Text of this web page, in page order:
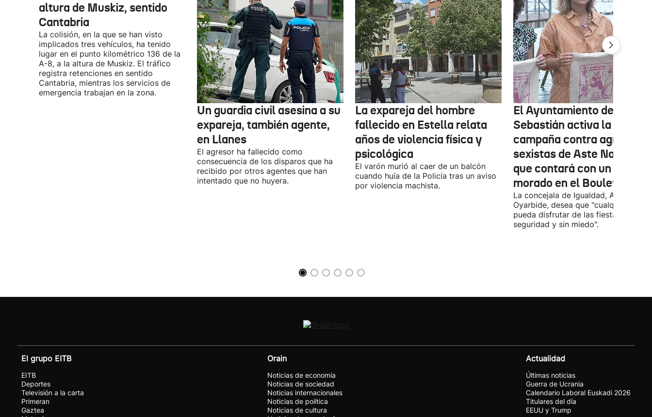
altura de Muskiz, sentido
Cantabria
La colisión, en la que se han visto
implicados tres vehículos, ha tenido
lugar en el punto kilométrico 136 de la
A-8, a la altura de Muskiz. El tráfico
registra retenciones en sentido
Cantabria, mientras los servicios de
emergencia trabajan en la zona.
Un guardia civil asesina a su
expareja, también agente,
en Llanes
El agresor ha fallecido como
consecuencia de los disparos que ha
recibido por otros agentes que han
intentado que no huyera.
La expareja del hombre
fallecido en Estella relata
años de violencia física y
psicológica
El varón murió al caer de un balcón
cuando huía de la Policía tras un aviso
por violencia machista.
El Ayuntamiento de San
Sebastián activa la
campaña contra
sexistas de Aste Nagusia,
que contará con un punto
morado en el Boulevard
La concejala de Igualdad, Ane
Oyarbide, desea que "cualquier
pueda disfrutar de las fiestas con
seguridad y sin miedo".
El grupo EITB
EITB
Deportes
Televisión a la carta
Primeran
Gaztea
Orain
Noticias de economía
Noticias de sociedad
Noticias internacionales
Noticias de política
Noticias de cultura
Actualidad
Últimas noticias
Guerra de Ucrania
Calendario Laboral Euskadi 2026
Titulares del día
EEUU y Trump